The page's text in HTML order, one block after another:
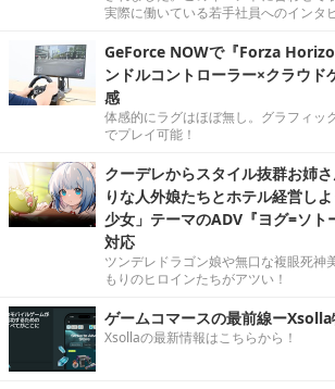
実際に働いている若手社員へのインタ
GeForce NOWで『Forza
ンドルコントローラー×クラウド
感
体感的にラグはほぼ無し。グラフィッ
でプレイ可能！
クーデレからスタイル抜群お姉
りな人外娘たちとホテル経営し
少女」テーマのADV『ヨグ=ソト
対応
ツンデレドラゴン娘や無口な複眼死神
もりのヒロインたちがアツい！
ゲームコマースの最前線ー
Xsollaの最新情報はこちらから！